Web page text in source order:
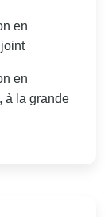
en
en
à la grande